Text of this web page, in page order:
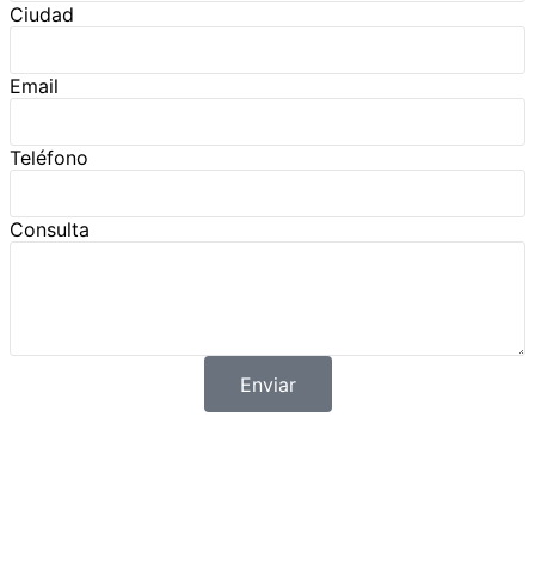
Ciudad
Email
Teléfono
Consulta
Enviar